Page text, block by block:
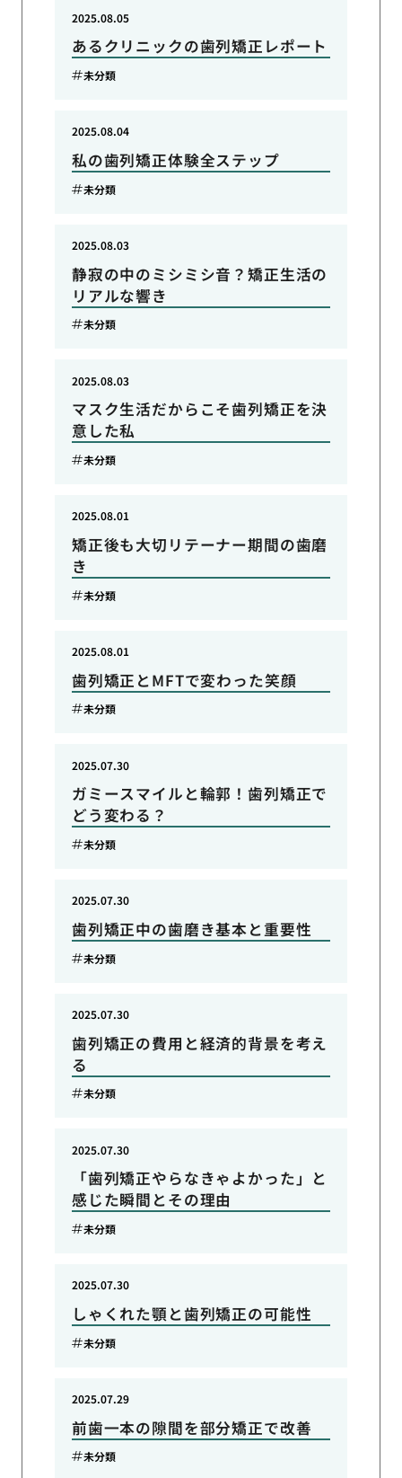
あるクリニックの歯列矯正レポート
2025.08.05
未分類
私の歯列矯正体験全ステップ
2025.08.04
未分類
静寂の中のミシミシ音？矯正生活の
リアルな響き
2025.08.03
未分類
マスク生活だからこそ歯列矯正を決
意した私
2025.08.03
未分類
矯正後も大切リテーナー期間の歯磨
き
2025.08.01
未分類
歯列矯正とMFTで変わった笑顔
2025.08.01
未分類
ガミースマイルと輪郭！歯列矯正で
どう変わる？
2025.07.30
未分類
歯列矯正中の歯磨き基本と重要性
2025.07.30
未分類
歯列矯正の費用と経済的背景を考え
る
2025.07.30
未分類
「歯列矯正やらなきゃよかった」と
感じた瞬間とその理由
2025.07.30
未分類
しゃくれた顎と歯列矯正の可能性
2025.07.30
未分類
前歯一本の隙間を部分矯正で改善
2025.07.29
未分類